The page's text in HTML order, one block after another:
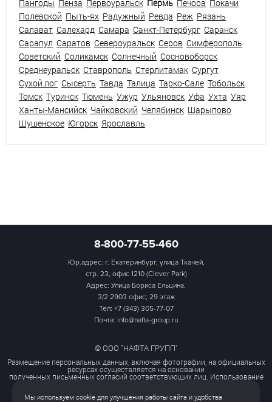
Пангоды Пенза Первоуральск Пермь Печора Покачи
Полевской Пыть-ях Радужный Ревда Реж Рязань
Салават Салехард Самара Санкт-Петербург Саранск
Сарапул Саратов Североуральск Серов Симферополь
Советский Соликамск Солнечный Сосновоборск
Среднеуральск Ставрополь Стерлитамак Сургут
Сухой лог Сысерть Тавда Талица Тарко-Сале Тобольск
Томск Туринск Тюмень Ужур Ульяновск Уфа Ухта Уяр
Ханты-Мансийск Чайковский Челябинск Шарыпово
Шушенское Югорск Ярославль
8-800-77-55-460
Юр.адрес: г. Екатеринбург, улица Ткачей,
стр. 23, офис 1210 (Clever Park)
Адрес: Улица Бориса Ельцина,
3/2 2903 офис; 29 этаж
Тел: +7 (343) 305-77-07
Почта: info@nafta-group.ru
© ООО "НАФТА ГРУПП"
Размещение персональных данных, включая фотографии, на официальных
ресурсах осуществляется на основании
полученных письменных согласий соответствующих лиц. Использование
этих материалов третьими лицами
Мы используем cookie для улучшения работы сайта и удобства